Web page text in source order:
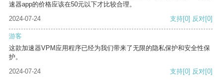
速器app的价格应该在50元以下才比较合理。
2024-07-24
支持[0] 反对[0]
游客
这款加速器VPM应用程序已经为我们带来了无限的隐私保护和安全性保
护。
2024-07-24
支持[0] 反对[0]